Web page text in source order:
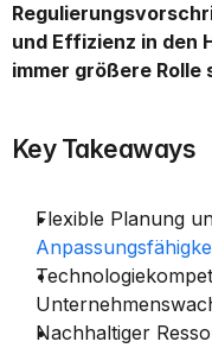
und Effizienz in den
immer größere Rolle
Key Takeaways
Flexible Planung